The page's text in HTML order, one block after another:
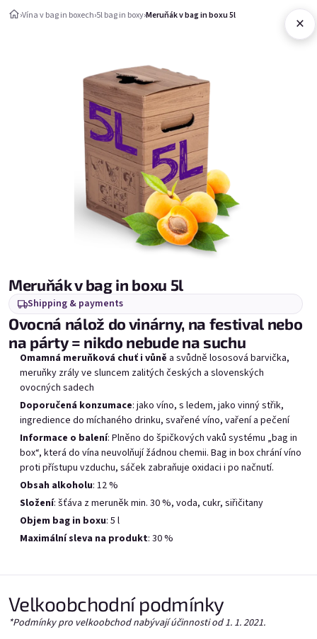
Skip to content
Shopping
Vína v bag in boxech
5l bag in boxy
Bestsellers
Provence v bag in boxu
5l
Skladem(1 pcs)
Add to cart
Červený Rybízák v bag
in boxu 5l
Skladem(1 pcs)
Add to cart
List of products
Product sorting
Recommended Bestsellers
×
›Vína v bag in boxech›5l bag in boxy›Meruňák v bag in boxu 5l
Meruňák v bag in boxu 5l
Shipping & payments
Ovocná nálož do vinárny, na festival nebo
na párty = nikdo nebude na suchu
Omamná meruňková chuť i vůně a svůdně lososová barvička,
meruňky zrály ve sluncem zalitých českých a slovenských
ovocných sadech
Doporučená konzumace: jako víno, s ledem, jako vinný střik,
ingredience do míchaného drinku, svařené víno, vaření a pečení
Informace o balení: Plněno do špičkových vaků systému „bag in
box“, která do vína neuvolňují žádnou chemii. Bag in box chrání víno
proti přístupu vzduchu, sáček zabraňuje oxidaci i po načnutí.
Obsah alkoholu: 12 %
Složení: šťáva z meruněk min. 30 %, voda, cukr, siřičitany
Objem bag in boxu: 5 l
Maximální sleva na produkt: 30 %
Velkoobchodní podmínky
*Podmínky pro velkoobchod nabývají účinnosti od 1. 1. 2021.